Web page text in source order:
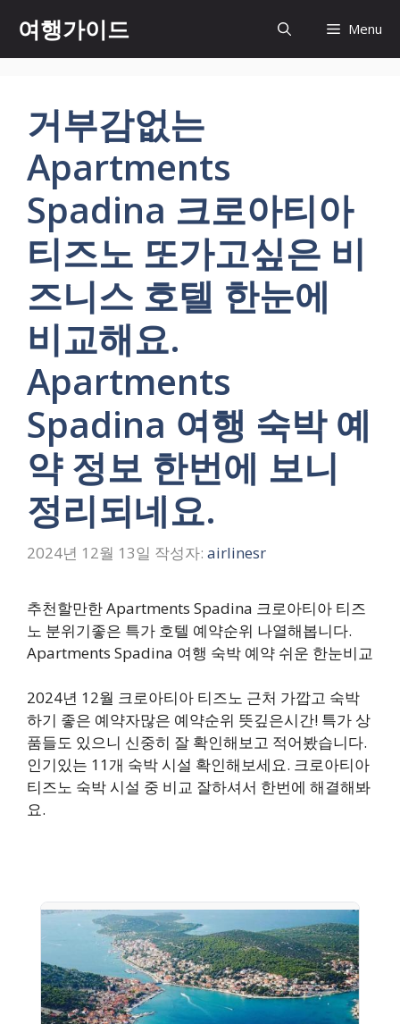
츠
여행가이드 Menu
거부감없는
Apartments
Spadina 크로아티아
티즈노 또가고싶은 비
즈니스 호텔 한눈에
비교해요.
Apartments
Spadina 여행 숙박 예
약 정보 한번에 보니
정리되네요.
2024년 12월 13일 작성자: airlinesr
추천할만한 Apartments Spadina 크로아티아 티즈
노 분위기좋은 특가 호텔 예약순위 나열해봅니다.
Apartments Spadina 여행 숙박 예약 쉬운 한눈비교
2024년 12월 크로아티아 티즈노 근처 가깝고 숙박
하기 좋은 예약자많은 예약순위 뜻깊은시간! 특가 상
품들도 있으니 신중히 잘 확인해보고 적어봤습니다.
인기있는 11개 숙박 시설 확인해보세요. 크로아티아
티즈노 숙박 시설 중 비교 잘하셔서 한번에 해결해봐
요.